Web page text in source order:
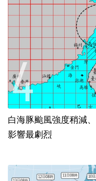
白海豚颱風強度稍減
影響最劇烈